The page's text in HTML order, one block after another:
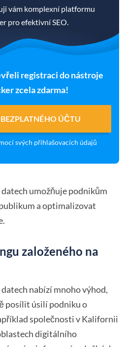
vám komplexní platformu
pro efektivní SEO.
registraci do nástroje
zcela zdarma!
ÚČTU
svých přihlašovacích údajů
umožňuje podnikům
a optimalizovat
založeného na
nabízí mnoho výhod,
posílit úsilí podniku o
společnosti v Kalifornii
digitálního